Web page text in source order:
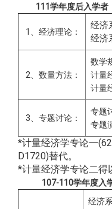
111学年度后入学者
1、经济理论：
经济
经济
2、数量方法：
数学
计量
计量
3、专题讨论 ：
专题
专题
*计量经济学专论一
D1720)替代。
*计量经济学专论二得
107-110学年度入
经济